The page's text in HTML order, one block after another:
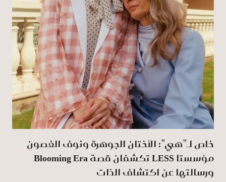
خاص لـ"هي": الأختان الجوهرة ونوف الغصون
مؤسستا LESS تكشفان قصة Blooming Era
ورسالتها عن اكتشاف الذات